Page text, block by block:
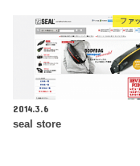
ファ
2014.3.6
seal store